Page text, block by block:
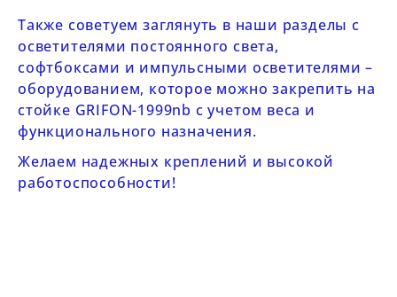
Также советуем заглянуть в наши разделы с
осветителями постоянного света,
софтбоксами и импульсными осветителями –
оборудованием, которое можно закрепить на
стойке GRIFON-1999nb с учетом веса и
функционального назначения.
Желаем надежных креплений и высокой
работоспособности!